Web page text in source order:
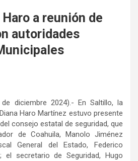
a reunión de
autoridades
diciembre 2024).- En Saltillo, la
Haro Martínez estuvo presente
consejo estatal de seguridad, que
de Coahuila, Manolo Jiménez
General del Estado, Federico
el secretario de Seguridad, Hugo